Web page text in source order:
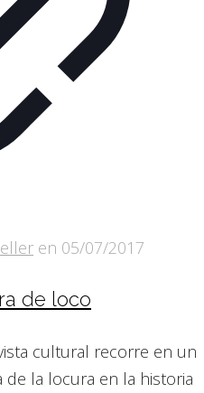
en 05/07/2017
de loco
cultural recorre en un
de la locura en la historia